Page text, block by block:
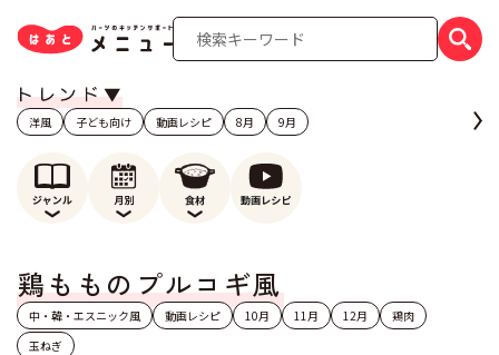
洋風 子ども向け 動画レシピ 8月 9月
鶏もものプルコギ風
中・韓・エスニック風 動画レシピ 10月 11月 12月
鶏肉
玉ねぎ